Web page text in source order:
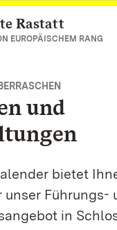
springen
Rastatt
EUROPÄISCHEM RANG
und
bietet
Führungs-
in